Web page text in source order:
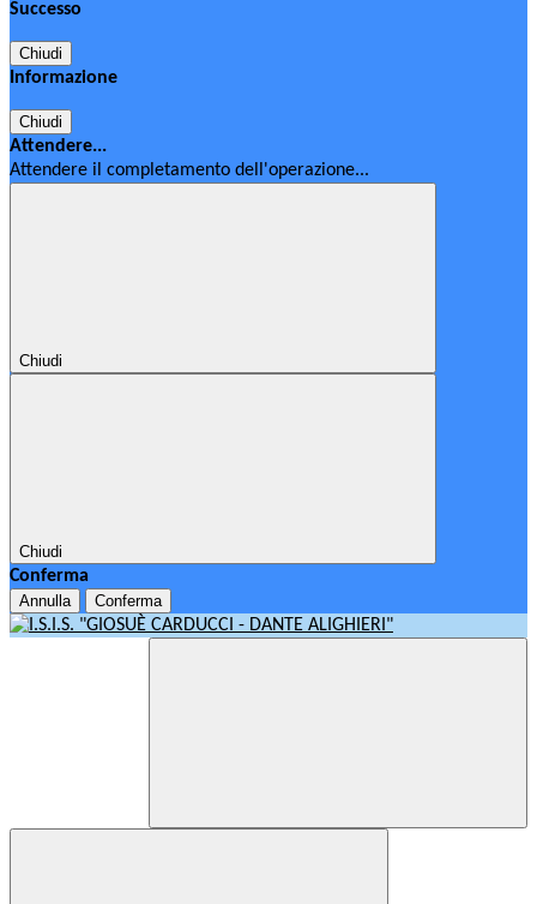
Successo
Chiudi
Informazione
Chiudi
Attendere...
Attendere il completamento dell'operazione...
Chiudi
Chiudi
Conferma
Annulla Conferma